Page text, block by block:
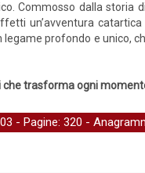
Commosso dalla storia
un’avventura
profondo e unico,
che trasforma ogni
- Pagine: 320 -